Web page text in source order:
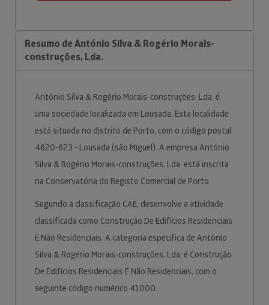
Resumo de António Silva & Rogério Morais-
construções, Lda.
António Silva & Rogério Morais-construções, Lda. é
uma sociedade localizada em Lousada. Esta localidade
está situada no distrito de Porto, com o código postal
4620-623 - Lousada (são Miguel). A empresa António
Silva & Rogério Morais-construções, Lda. está inscrita
na Conservatória do Registo Comercial de Porto.
Segundo a classificação CAE, desenvolve a atividade
classificada como Construção De Edifícios Residenciais
E Não Residenciais. A categoria específica de António
Silva & Rogério Morais-construções, Lda. é Construção
De Edifícios Residenciais E Não Residenciais, com o
seguinte código numérico 41000.